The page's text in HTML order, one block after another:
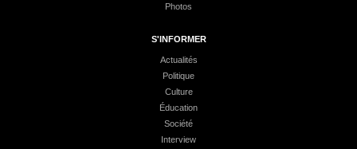
Photos
S'INFORMER
Actualités
Politique
Culture
Éducation
Société
Interview